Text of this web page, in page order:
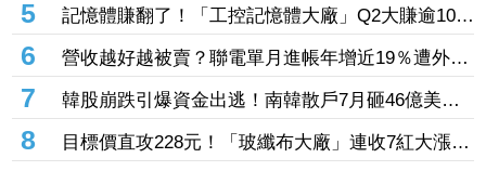
倒
5
記憶體賺翻了！「工控記憶體大廠」Q2大賺逾10股
本、H1EPS達166.45元 7月營收續旺再迎年月雙
增
6
營收越好越被賣？聯電單月進帳年增近19％遭外資
「砍到見骨」 台塑4寶「這檔」營收刷49個月新
高也挨刀
7
韓股崩跌引爆資金出逃！南韓散戶7月砸46億美元
「錢」進美股
8
目標價直攻228元！「玻纖布大廠」連收7紅大漲